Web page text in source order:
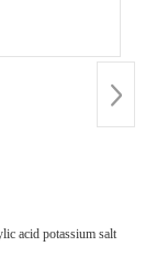
acid potassium salt